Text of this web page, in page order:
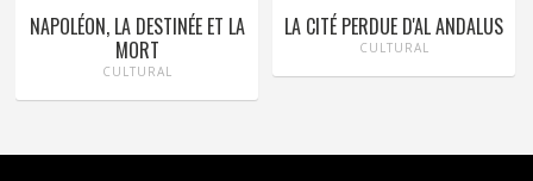
NAPOLÉON, LA DESTINÉE ET LA
MORT
CULTURAL
LA CITÉ PERDUE D'AL ANDALUS
CULTURAL